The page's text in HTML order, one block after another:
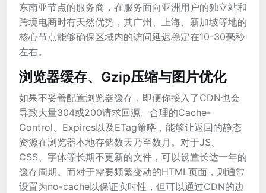
东南亚节点的服务商，在服务面向亚洲用户的独立站和
跨境电商时有天然优势，其广州、上海、新加坡等地的
核心节点能够确保区域内的访问延迟稳定在10-30毫秒
左右。
浏览器缓存、Gzip压缩与图片优化
如果不妥善配置浏览器缓存，即便你接入了CDN也会
导致大量304或200请求回源。合理的Cache-
Control、Expires以及ETag策略，能够让返回的静态
资源在浏览器本地存储数天乃至数月。对于JS、
CSS、字体等长期不更新的文件，可以设置长达一年的
缓存周期。而对于需要频繁变动的HTML页面，则通常
设置为no-cache以保证实时性，但可以通过CDN的边